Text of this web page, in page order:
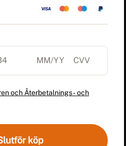
och Återbetalnings- och
köp